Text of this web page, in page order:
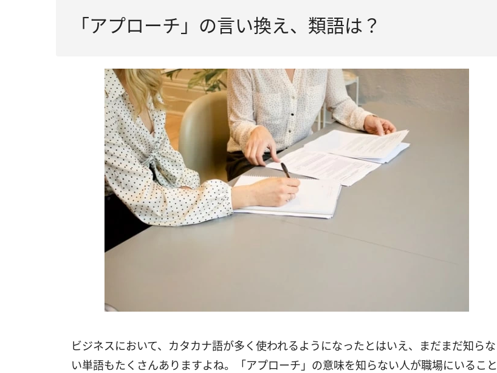
「アプローチ」の言い換え、類語は？
ビジネスにおいて、カタカナ語が多く使われるようになったとはいえ、まだまだ知らな
い単語もたくさんありますよね。「アプローチ」の意味を知らない人が職場にいること